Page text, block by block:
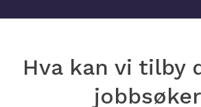
Hva kan vi tilby